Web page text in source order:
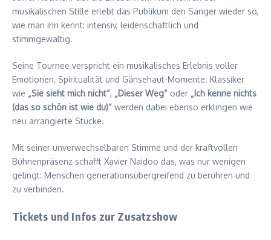
musikalischen Stille erlebt das Publikum den Sänger wieder so,
wie man ihn kennt: intensiv, leidenschaftlich und
stimmgewaltig.
Seine Tournee verspricht ein musikalisches Erlebnis voller
Emotionen, Spiritualität und Gänsehaut-Momente. Klassiker
wie „Sie sieht mich nicht“, „Dieser Weg“ oder „Ich kenne nichts
(das so schön ist wie du)“ werden dabei ebenso erklingen wie
neu arrangierte Stücke.
Mit seiner unverwechselbaren Stimme und der kraftvollen
Bühnenpräsenz schafft Xavier Naidoo das, was nur wenigen
gelingt: Menschen generationsübergreifend zu berühren und
zu verbinden.
Tickets und Infos zur Zusatzshow